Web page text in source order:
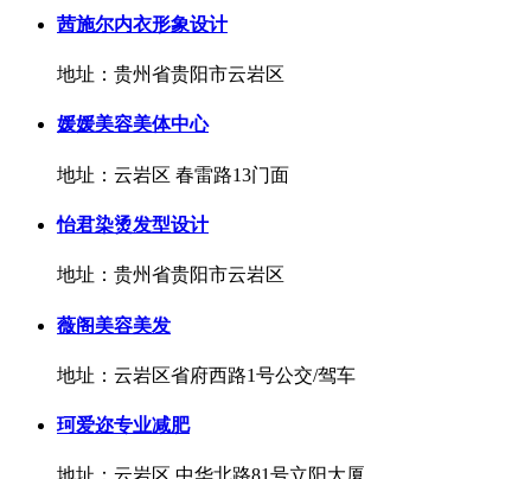
茜施尔内衣形象设计
地址：贵州省贵阳市云岩区
媛媛美容美体中心
地址：云岩区 春雷路13门面
怡君染烫发型设计
地址：贵州省贵阳市云岩区
薇阁美容美发
地址：云岩区省府西路1号公交/驾车
珂爱迩专业减肥